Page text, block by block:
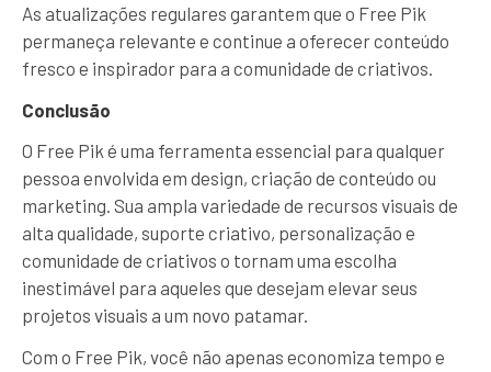
As atualizações regulares garantem que o Free Pik
permaneça relevante e continue a oferecer conteúdo
fresco e inspirador para a comunidade de criativos.
Conclusão
O Free Pik é uma ferramenta essencial para qualquer
pessoa envolvida em design, criação de conteúdo ou
marketing. Sua ampla variedade de recursos visuais de
alta qualidade, suporte criativo, personalização e
comunidade de criativos o tornam uma escolha
inestimável para aqueles que desejam elevar seus
projetos visuais a um novo patamar.
Com o Free Pik, você não apenas economiza tempo e